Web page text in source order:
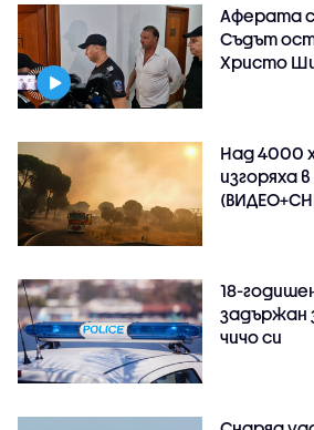
Аферата с
Съдът
Христо
Над 4000
изгоряха
18-
задържан
чичо си